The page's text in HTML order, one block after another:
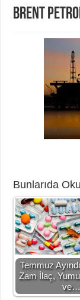
Brent
Bunlarıda
Temmuz
Zam İlaç,
ve…